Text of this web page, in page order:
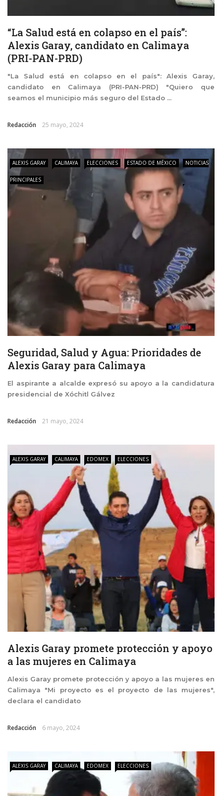
“La Salud está en colapso en el país”:
Alexis Garay, candidato en Calimaya
(PRI-PAN-PRD)
"La Salud está en colapso en el país": Alexis Garay,
candidato en Calimaya (PRI-PAN-PRD) "Quiero que
seamos el municipio más seguro del Estado ...
Redacción 25 mayo, 2024
ALEXIS GARAY CALIMAYA ELECCIONES ESTADO DE MÉXICO NOTICIAS
PRINCIPALES
Seguridad, Salud y Agua: Prioridades de
Alexis Garay para Calimaya
El aspirante a alcalde expresó su apoyo a la candidatura
presidencial de Xóchitl Gálvez
Redacción 21 mayo, 2024
ALEXIS GARAY CALIMAYA EDOMEX ELECCIONES
Alexis Garay promete protección y apoyo
a las mujeres en Calimaya
Alexis Garay promete protección y apoyo a las mujeres en
Calimaya "Mi proyecto es el proyecto de las mujeres",
declara el candidato
Redacción 6 mayo, 2024
ALEXIS GARAY CALIMAYA EDOMEX ELECCIONES